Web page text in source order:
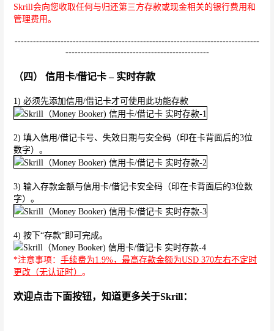
Skrill会向您收取任何与归还第三方存款或现金相关的银行费用和
管理费用。
--------------------------------------------------------------------------------
-----------------------------------------------
（四） 信用卡/借记卡 – 实时存款
1) 必须先添加信用/借记卡才可使用此功能存款
2) 填入信用/借记卡号、失效日期与安全码（印在卡背面后的3位
数字）。
3) 输入存款金额与信用卡/借记卡安全码（印在卡背面后的3位数
字）。
4) 按下“存款”即可完成。
*注意事项： 手续费为1.9%，最高存款金额为USD 370左右不定时
更改（无认证时） 。
欢迎点击下面按钮，知道更多关于Skrill：